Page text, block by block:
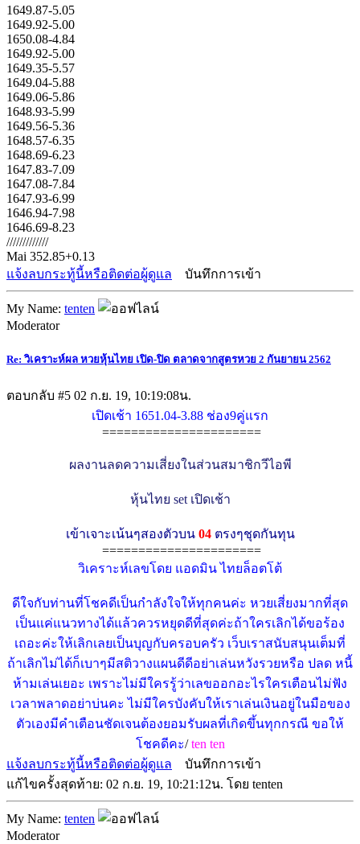
1649.87-5.05
1649.92-5.00
1650.08-4.84
1649.92-5.00
1649.35-5.57
1649.04-5.88
1649.06-5.86
1648.93-5.99
1649.56-5.36
1648.57-6.35
1648.69-6.23
1647.83-7.09
1647.08-7.84
1647.93-6.99
1646.94-7.98
1646.69-8.23
/////////////
Mai 352.85+0.13
แจ้งลบกระทู้นี้หรือติดต่อผู้ดูแล
บันทึกการเข้า
My Name: tenten
Moderator
Re: วิเคราะห์ผล หวยหุ้นไทย เปิด-ปิด ตลาดจากสูตรหวย 2 กันยายน 2562
ตอบกลับ #5 02 ก.ย. 19, 10:19:08น.
เปิดเช้า 1651.04-3.88 ช่อง9คู่แรก
======================
ผลงานลดความเสี่ยงในส่วนสมาชิกวีไอพี
หุ้นไทย set เปิดเช้า
เข้าเจาะเน้นๆสองตัวบน 04 ตรงๆชุดกันทุน
======================
วิเคราะห์เลขโดย แอดมิน ไทยล็อตโต้
ดีใจกับท่านที่โชคดีเป็นกำลังใจให้ทุกคนค่ะ หวยเสี่ยงมากที่สุด
เป็นแค่แนวทางได้แล้วควรหยุดดีที่สุดค่ะถ้าใครเลิกได้ขอร้อง
เถอะค่ะให้เลิกเลยเป็นบุญกับครอบครัว เว็บเราสนับสนุนเต็มที่
ถ้าเลิกไม่ได้ก็เบาๆมีสติวางแผนดีดีอย่าเล่นหวังรวยหรือ ปลด หนี้
ห้ามเล่นเยอะ เพราะไม่มีใครรู้ว่าเลขออกอะไรใครเตือนไม่ฟัง
เวลาพลาดอย่าบ่นคะ ไม่มีใครบังคับให้เราเล่นเงินอยู่ในมือของ
ตัวเองมีคำเตือนชัดเจนต้องยอมรับผลที่เกิดขึ้นทุกกรณี ขอให้
โชคดีคะ/ten ten
แจ้งลบกระทู้นี้หรือติดต่อผู้ดูแล
บันทึกการเข้า
แก้ไขครั้งสุดท้าย: 02 ก.ย. 19, 10:21:12น. โดย tenten
My Name: tenten
Moderator